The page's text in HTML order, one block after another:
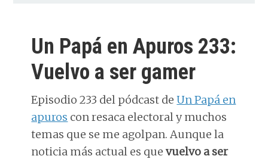
Un Papá en Apuros 233:
Vuelvo a ser gamer
Episodio 233 del pódcast deUn Papá en
apuros con resaca electoral y muchos
temas que se me agolpan. Aunque la
noticia más actual es quevuelvo a ser